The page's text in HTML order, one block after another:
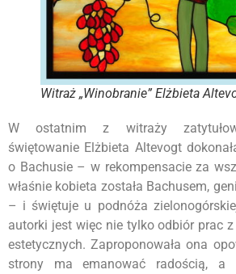
Witraż „Winobranie” Elżbieta
W ostatnim z witraży
świętowanie Elżbieta Altevogt
o Bachusie – w rekompensacie za
właśnie kobieta została Bachusem,
– i świętuje u podnóża
autorki jest więc nie tylko odbiór prac
estetycznych. Zaproponowała ona
strony ma emanować radością, a